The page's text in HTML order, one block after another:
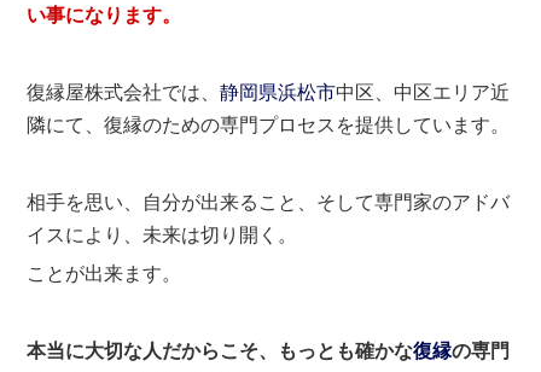
い事になります。
復縁屋株式会社では、静岡県浜松市中区、中区エリア近
隣にて、復縁のための専門プロセスを提供しています。
相手を思い、自分が出来ること、そして専門家のアドバ
イスにより、未来は切り開く。
ことが出来ます。
本当に大切な人だからこそ、もっとも確かな復縁の専門